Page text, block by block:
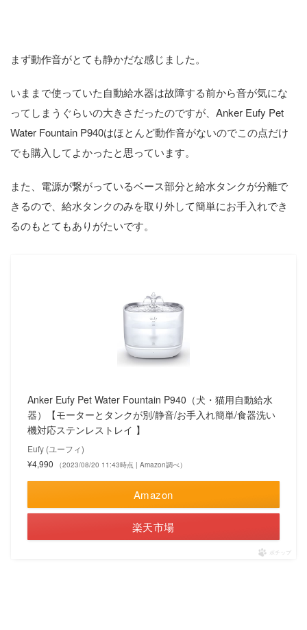
まず動作音がとても静かだな感じました。
いままで使っていた自動給水器は故障する前から音が気にな
ってしまうぐらいの大きさだったのですが、Anker Eufy Pet
Water Fountain P940はほとんど動作音がないのでこの点だけ
でも購入してよかったと思っています。
また、電源が繋がっているベース部分と給水タンクが分離で
きるので、給水タンクのみを取り外して簡単にお手入れでき
るのもとてもありがたいです。
Anker Eufy Pet Water Fountain P940（犬・猫用自動給水
器）【モーターとタンクが別/静音/お手入れ簡単/食器洗い
機対応ステンレストレイ 】
Eufy (ユーフィ)
¥4,990
（2023/08/20 11:43時点 | Amazon調べ）
Amazon
楽天市場
ポチップ